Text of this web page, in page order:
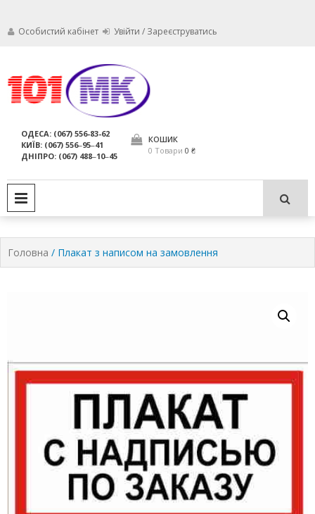
Особистий кабінет Увійти / Зареєструватись
компанія МАРКО
використання за призначенням.
ОДЕСА: (067) 556-83-62
КИЇВ: (067) 556‒95‒41
ДНІПРО: (067) 488‒10‒45
КОШИК
0 Товари 0 ₴
Головна / Плакат з написом на замовлення